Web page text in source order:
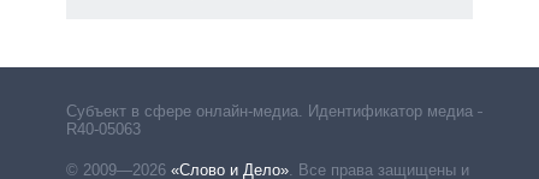
Субъект в сфере онлайн-медиа. Идентификатор медиа –
R40-05063
© 2009—2026 «Слово и Дело»
Все права защищены и